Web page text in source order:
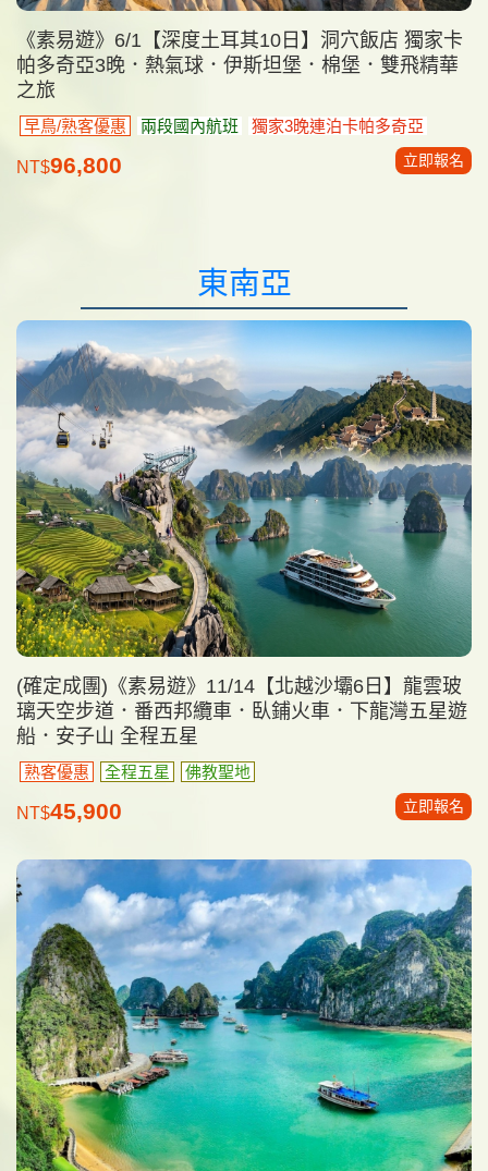
《素易遊》6/1【深度土耳其10日】洞穴飯店 獨家卡
帕多奇亞3晚．熱氣球．伊斯坦堡．棉堡．雙飛精華
之旅
早鳥/熟客優惠 兩段國內航班 獨家3晚連泊卡帕多奇亞
NT$96,800 立即報名
東南亞
(確定成團)《素易遊》11/14【北越沙壩6日】龍雲玻
璃天空步道．番西邦纜車．臥鋪火車．下龍灣五星遊
船．安子山 全程五星
熟客優惠 全程五星 佛教聖地
NT$45,900 立即報名